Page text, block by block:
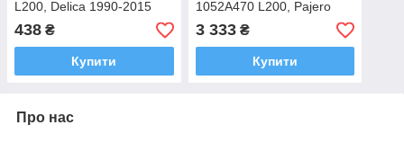
L200, Delica 1990-2015
OEM 1230A046
438 ₴
Купити
1052A470 L200, Pajero
Sport
3 333₴
Купити
Про нас